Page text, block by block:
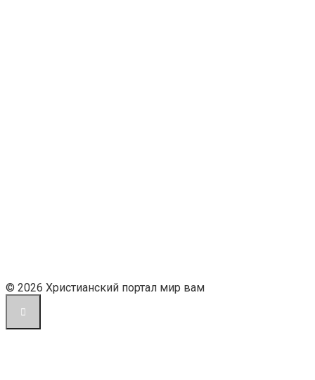
© 2026 Христианский портал мир вам